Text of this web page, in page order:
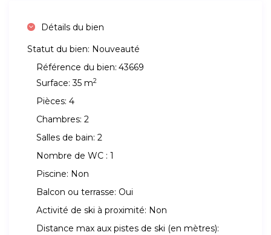
Détails du bien
Statut du bien: Nouveauté
Référence du bien: 43669
Surface: 35 m2
Pièces: 4
Chambres: 2
Salles de bain: 2
Nombre de WC : 1
Piscine: Non
Balcon ou terrasse: Oui
Activité de ski à proximité: Non
Distance max aux pistes de ski (en mètres):